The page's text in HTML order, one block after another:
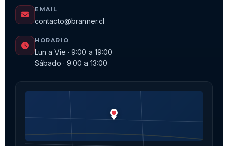
EMAIL
contacto@branner.cl
HORARIO
Lun a Vie · 9:00 a 19:00
Sábado · 9:00 a 13:00